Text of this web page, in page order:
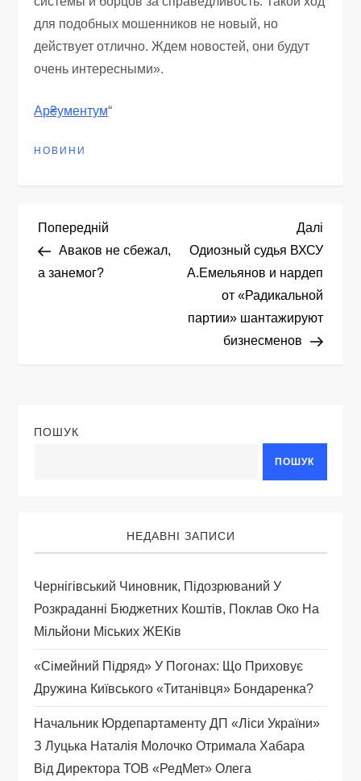
для подобных мошенников не новый, но
действует отлично. Ждем новостей, они будут
очень интересными».
Ар₴ументум“
НОВИНИ
Н
а
а
з
а
п
и
с
і
Попередній
запис
Попередній
Аваков не сбежал,
а занемог?
запис
Далі
Одиозный судья ВХСУ
А.Емельянов и нардеп
от «Радикальной
партии» шантажируют
бизнесменов
ПОШУК
ПОШУК
НЕДАВНІ ЗАПИСИ
Чернігівський Чиновник, Підозрюваний У
Розкраданні Бюджетних Коштів, Поклав Око На
Мільйони Міських ЖЕКів
«Сімейний Підряд» У Погонах: Що Приховує
Дружина Київського «титанівця» Бондаренка?
Начальник Юрдепартаменту ДП «Ліси України»
З Луцька Наталія Молочко Отримала Хабара
Від Директора ТОВ «РедМет» Олега